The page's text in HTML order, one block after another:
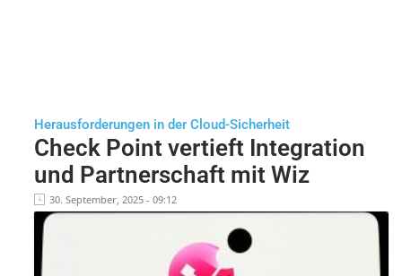
Herausforderungen in der Cloud-Sicherheit
Check Point vertieft Integration
und Partnerschaft mit Wiz
30. September, 2025 - 09:12